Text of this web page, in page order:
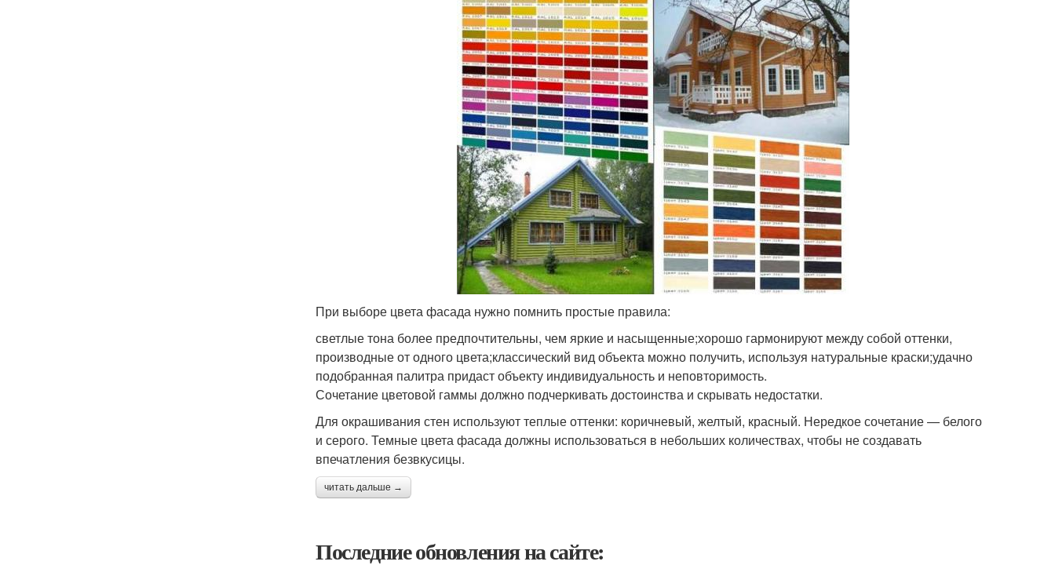
При выборе цвета фасада нужно помнить простые правила:
светлые тона более предпочтительны, чем яркие и насыщенные;хорошо гармонируют между собой оттенки,
производные от одного цвета;классический вид объекта можно получить, используя натуральные краски;удачно
подобранная палитра придаст объекту индивидуальность и неповторимость.
Сочетание цветовой гаммы должно подчеркивать достоинства и скрывать недостатки.
Для окрашивания стен используют теплые оттенки: коричневый, желтый, красный. Нередкое сочетание — белого
и серого. Темные цвета фасада должны использоваться в небольших количествах, чтобы не создавать
впечатления безвкусицы.
читать дальше →
Последние обновления на сайте: